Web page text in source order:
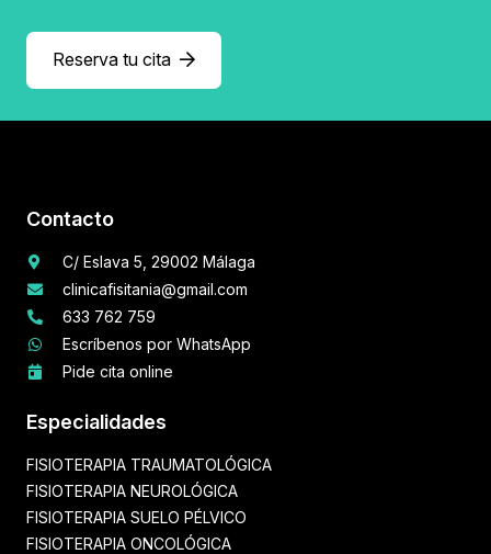
Reserva tu cita
Contacto
C/ Eslava 5, 29002 Málaga
clinicafisitania@gmail.com
633 762 759
Escríbenos por WhatsApp
Pide cita online
Especialidades
FISIOTERAPIA TRAUMATOLÓGICA
FISIOTERAPIA NEUROLÓGICA
FISIOTERAPIA SUELO PÉLVICO
FISIOTERAPIA ONCOLÓGICA